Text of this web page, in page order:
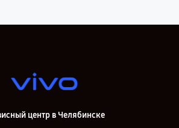
центр в Челябинске